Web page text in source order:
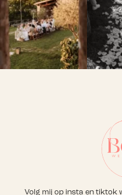
Volg mij op insta en tiktok